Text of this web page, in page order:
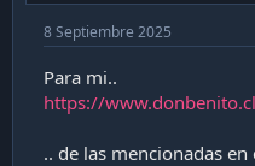
8 Septiembre 2025
Para mi..
https://
.. de las mencionadas en